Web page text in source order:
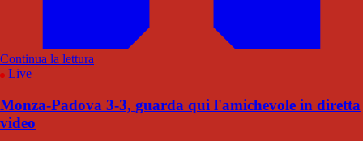
Continua la lettura
Live
Monza-Padova 3-3, guarda qui l'amichevole in diretta
video